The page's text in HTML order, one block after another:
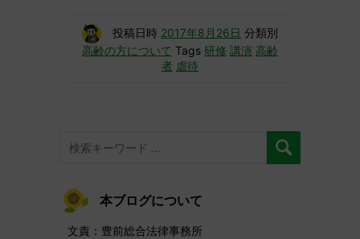
投稿日時 2017年8月26日 分類別
高齢の方について Tags 研修 講演 高齢
者 虐待
本ブログについて
文責：豊前総合法律事務所